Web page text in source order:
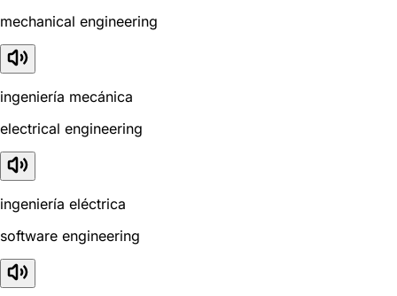
mechanical engineering
ingeniería mecánica
electrical engineering
ingeniería eléctrica
software engineering